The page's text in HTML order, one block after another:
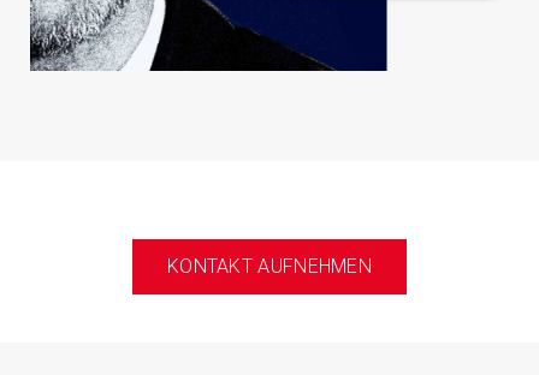
KONTAKT AUFNEHMEN